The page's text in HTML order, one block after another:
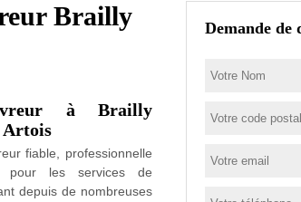
Brailly
à Brailly
Artois
fiable, professionnelle
pour les services de
depuis de nombreuses
Demande de